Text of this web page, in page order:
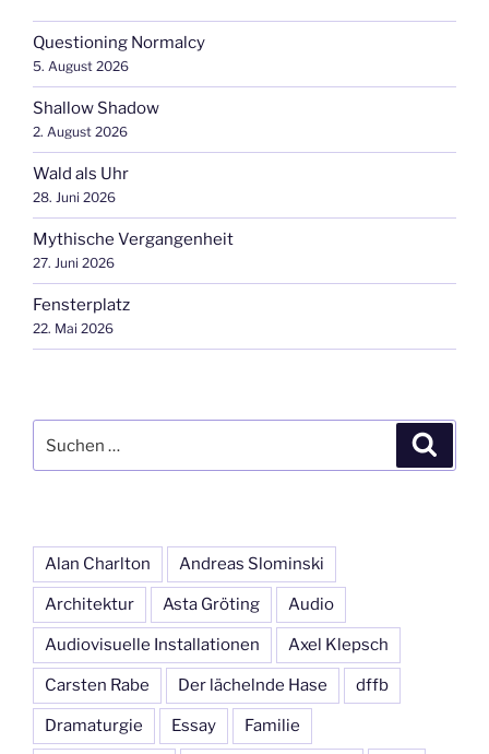
Questioning Normalcy
5. August 2026
Shallow Shadow
2. August 2026
Wald als Uhr
28. Juni 2026
Mythische Vergangenheit
27. Juni 2026
Fensterplatz
22. Mai 2026
nach:
Alan Charlton Andreas Slominski
Architektur Asta Gröting Audio
Audiovisuelle Installationen Axel Klepsch
Carsten Rabe Der lächelnde Hase dffb
Dramaturgie Essay Familie